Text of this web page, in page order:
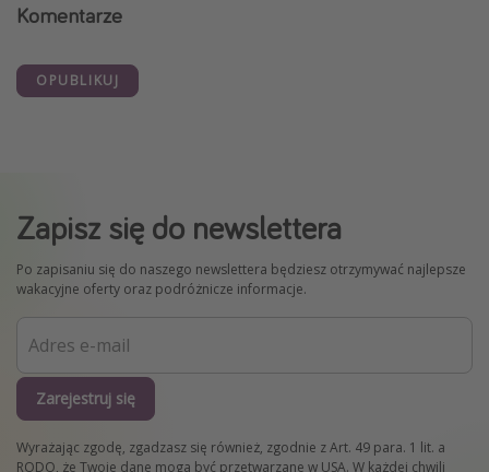
Komentarze
OPUBLIKUJ
Zapisz się do newslettera
Po zapisaniu się do naszego newslettera będziesz otrzymywać najlepsze
wakacyjne oferty oraz podróżnicze informacje.
Zarejestruj się
Wyrażając zgodę, zgadzasz się również, zgodnie z Art. 49 para. 1 lit. a
RODO, że Twoje dane mogą być przetwarzane w USA. W każdej chwili